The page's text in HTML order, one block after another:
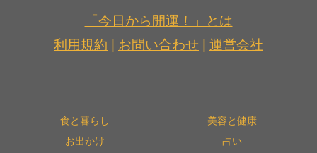
「今日から開運！」とは
利用規約
お問い合わせ 運営会社
食と暮らし
美容と健康
お出かけ
占い